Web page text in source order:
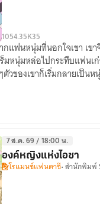
1054.35K35
กแฟนหนุ่มที่นอกใจเขา เข
มหนุ่มหล่อไปกระทืบแฟนเ
ตัวของเขาก็เริ่มกลายเป็
7 ส.ค. 69 / 18:00 น.
องค์หญิงแห่งไอซา
โรแมนซ์แฟนตาซี• สำนักพิมพ์